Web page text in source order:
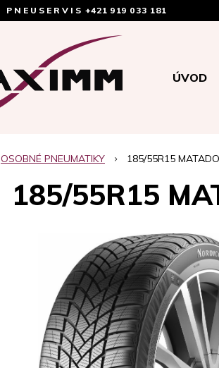
PNEUSERVIS +421 919 033 181
ÚVOD
OSOBNÉ PNEUMATIKY 185/55R15
185/55R15